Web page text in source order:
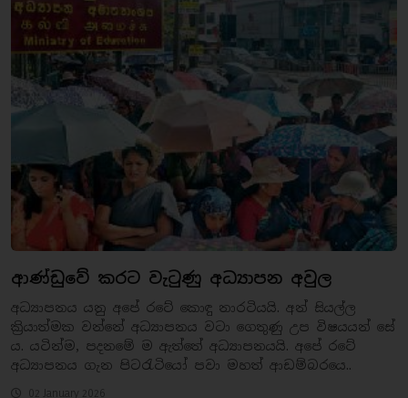
ආණ්ඩුවේ කරට වැටුණු අධ්‍යාපන අවුල
අධ්‍යාපනය යනු අපේ රටේ කොඳු නාරටියයි. අන් සියල්ල
ක්‍රියාත්මක වන්නේ අධ්‍යාපනය වටා ගෙතුණු උප විෂයයන් සේ
ය. යටින්ම, පදනමේ ම ඇත්තේ අධ්‍යාපනයයි. අපේ රටේ
අධ්‍යාපනය ගැන පිටරැටියෝ පවා මහත් ආඩම්බරයෙ..
02 January 2026